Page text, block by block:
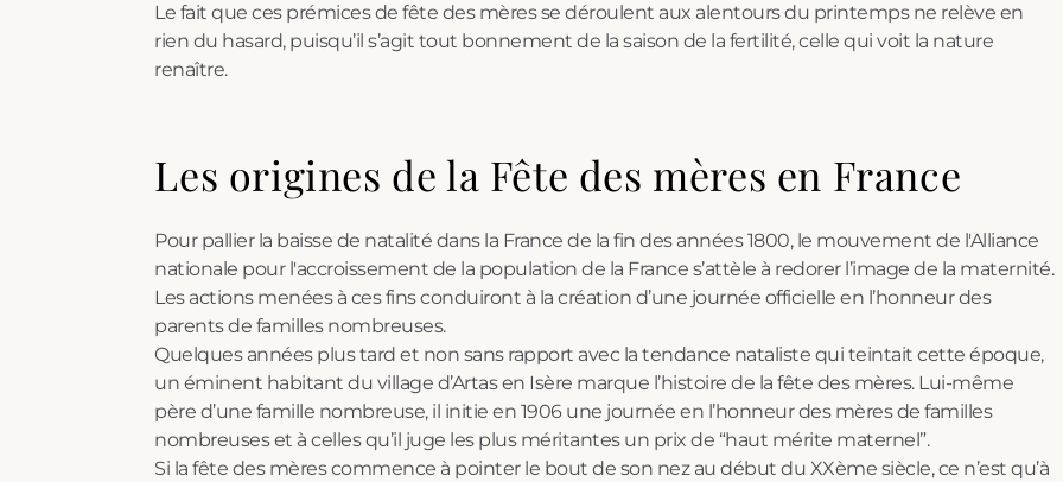
Le fait que ces prémices de fête des mères se déroulent aux alentours du printemps ne relève en
rien du hasard, puisqu’il s’agit tout bonnement de la saison de la fertilité, celle qui voit la nature
renaître.
Les origines de la Fête des mères en France
Pour pallier la baisse de natalité dans la France de la fin des années 1800, le mouvement de l'Alliance
nationale pour l'accroissement de la population de la France s’attèle à redorer l’image de la maternité.
Les actions menées à ces fins conduiront à la création d’une journée officielle en l’honneur des
parents de familles nombreuses.
Quelques années plus tard et non sans rapport avec la tendance nataliste qui teintait cette époque,
un éminent habitant du village d’Artas en Isère marque l’histoire de la fête des mères. Lui-même
père d’une famille nombreuse, il initie en 1906 une journée en l’honneur des mères de familles
nombreuses et à celles qu’il juge les plus méritantes un prix de “haut mérite maternel”.
Si la fête des mères commence à pointer le bout de son nez au début du XXème siècle, ce n’est qu’à